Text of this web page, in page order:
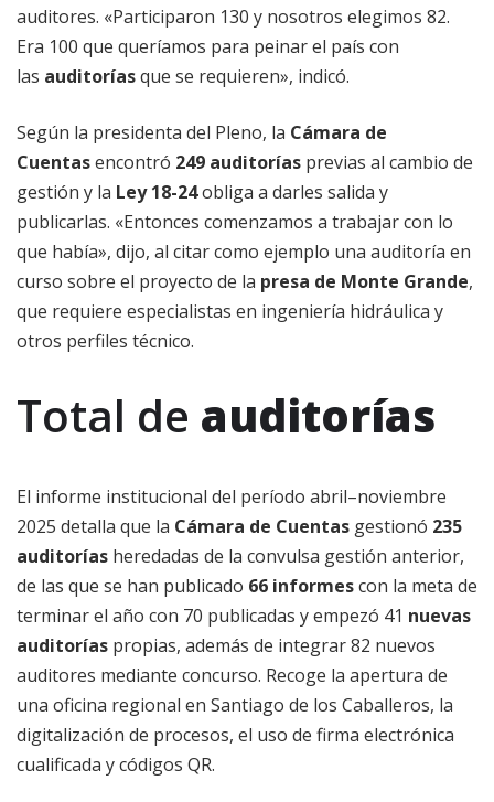
auditores. «Participaron 130 y nosotros elegimos 82.
Era 100 que queríamos para peinar el país con
las auditoríasque se requieren», indicó.
Según la presidenta del Pleno, la Cámara de
Cuentasencontró 249 auditorías previas al cambio de
gestión y la Ley 18-24obliga a darles salida y
publicarlas. «Entonces comenzamos a trabajar con lo
que había», dijo, al citar como ejemplo una auditoría en
curso sobre el proyecto de la presa de Monte Grande,
que requiere especialistas en ingeniería hidráulica y
otros perfiles técnico.
Total de auditorías
El informe institucional del período abril–noviembre
2025 detalla que la Cámara de Cuentas gestionó 235
auditorías heredadas de la convulsa gestión anterior,
de las que se han publicado 66 informescon la meta de
terminar el año con 70 publicadas y empezó 41 nuevas
auditorías propias, además de integrar 82 nuevos
auditores mediante concurso. Recoge la apertura de
una oficina regional en Santiago de los Caballeros, la
digitalización de procesos, el uso de firma electrónica
cualificada y códigos QR.